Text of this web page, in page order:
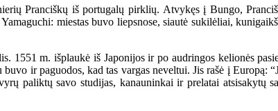
Pranciškų iš portugalų pirklių. Atvykęs į Bungo,
miestas buvo liepsnose, siautė sukilėliai,
m. išplaukė iš Japonijos ir po audringos kelionės
ir paguodos, kad tas vargas neveltui. Jis rašė į Europą:
paliktų savo studijas, kanauninkai ir prelatai